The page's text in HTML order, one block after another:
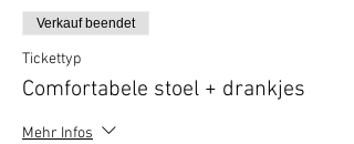
Verkauf beendet
Tickettyp
Comfortabele stoel + drankjes
Mehr Infos